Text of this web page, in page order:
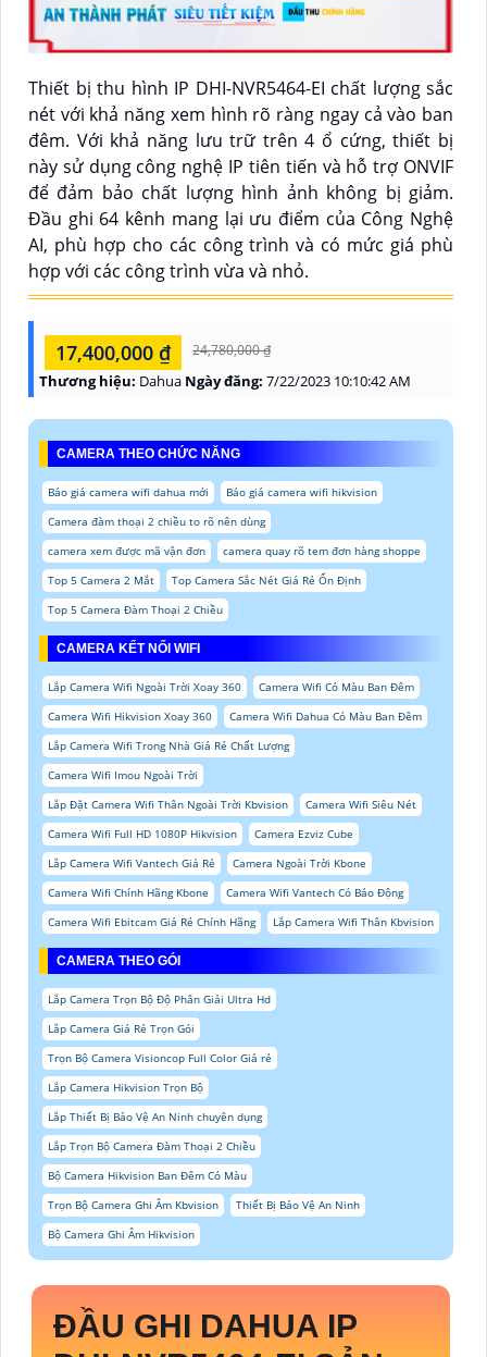
Thiết bị thu hình IP DHI-NVR5464-EI chất lượng sắc
nét với khả năng xem hình rõ ràng ngay cả vào ban
đêm. Với khả năng lưu trữ trên 4 ổ cứng, thiết bị
này sử dụng công nghệ IP tiên tiến và hỗ trợ ONVIF
để đảm bảo chất lượng hình ảnh không bị giảm.
Đầu ghi 64 kênh mang lại ưu điểm của Công Nghệ
AI, phù hợp cho các công trình và có mức giá phù
hợp với các công trình vừa và nhỏ.
17,400,000 ₫ 24,780,000 ₫
Thương hiệu: Dahua Ngày đăng: 7/22/2023 10:10:42 AM
CAMERA THEO CHỨC NĂNG
Báo giá camera wifi dahua mới
Báo giá camera wifi hikvision
Camera đàm thoại 2 chiều to rõ nên dùng
camera xem được mã vận đơn
camera quay rõ tem đơn hàng shoppe
Top 5 Camera 2 Mắt
Top Camera Sắc Nét Giá Rẻ Ổn Định
Top 5 Camera Đàm Thoại 2 Chiều
CAMERA KẾT NỐI WIFI
Lắp Camera Wifi Ngoài Trời Xoay 360
Camera Wifi Có Màu Ban Đêm
Camera Wifi Hikvision Xoay 360
Camera Wifi Dahua Có Màu Ban Đêm
Lắp Camera Wifi Trong Nhà Giá Rẻ Chất Lượng
Camera Wifi Imou Ngoài Trời
Lắp Đặt Camera Wifi Thân Ngoài Trời Kbvision
Camera Wifi Siêu Nét
Camera Wifi Full HD 1080P Hikvision
Camera Ezviz Cube
Lắp Camera Wifi Vantech Giá Rẻ
Camera Ngoài Trời Kbone
Camera Wifi Chính Hãng Kbone
Camera Wifi Vantech Có Báo Động
Camera Wifi Ebitcam Giá Rẻ Chính Hãng
Lắp Camera Wifi Thân Kbvision
CAMERA THEO GÓI
Lắp Camera Trọn Bộ Độ Phân Giải Ultra Hd
Lắp Camera Giá Rẻ Trọn Gói
Trọn Bộ Camera Visioncop Full Color Giá rẻ
Lắp Camera Hikvision Trọn Bộ
Lắp Thiết Bị Bảo Vệ An Ninh chuyên dụng
Lắp Trọn Bộ Camera Đàm Thoại 2 Chiều
Bộ Camera Hikvision Ban Đêm Có Màu
Trọn Bộ Camera Ghi Âm Kbvision
Thiết Bị Bảo Vệ An Ninh
Bộ Camera Ghi Âm Hikvision
ĐẦU GHI DAHUA IP